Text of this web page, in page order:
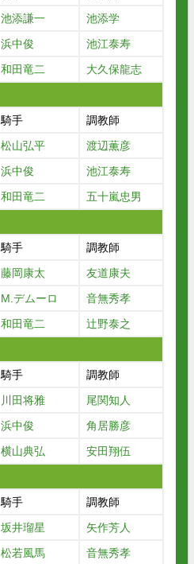
池添謙一
池添学
浜中俊
池江泰寿
和田竜二
大久保龍志
騎手
調教師
松山弘平
渡辺薫彦
浜中俊
池江泰寿
和田竜二
五十嵐忠男
騎手
調教師
藤岡康太
友道康夫
M.デムーロ
音無秀孝
和田竜二
辻野泰之
騎手
調教師
川田将雅
尾関知人
浜中俊
角居勝彦
横山典弘
安田翔伍
騎手
調教師
坂井瑠星
矢作芳人
松若風馬
音無秀孝